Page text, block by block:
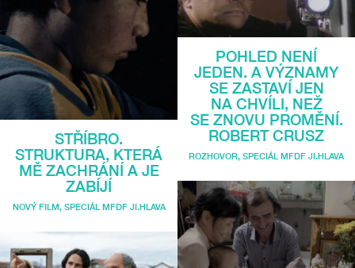
STŘÍBRO.
STRUKTURA, KTERÁ
MĚ ZACHRÁNÍ A JE
ZABÍJÍ
NOVÝ FILM, SPECIÁL MFDF JI.HLAVA
POHLED NENÍ
JEDEN. A VÝZNAMY
SE ZASTAVÍ JEN
NA CHVÍLI, NEŽ
SE ZNOVU PROMĚNÍ.
ROBERT CRUSZ
ROZHOVOR, SPECIÁL MFDF JI.HLAVA